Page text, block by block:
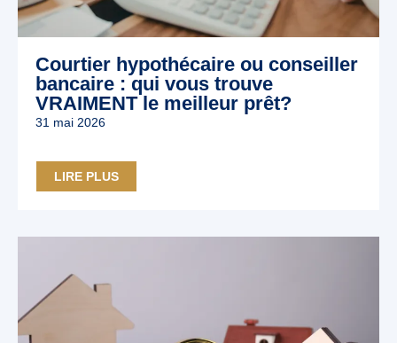
Courtier hypothécaire ou conseiller
bancaire : qui vous trouve
VRAIMENT le meilleur prêt?
31 mai 2026
LIRE PLUS